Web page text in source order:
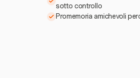
sotto controllo
Promemoria amichevoli